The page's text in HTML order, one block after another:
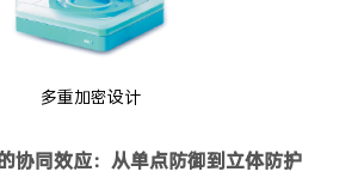
多重加密设计
协同效应：从单点防御到立体防护